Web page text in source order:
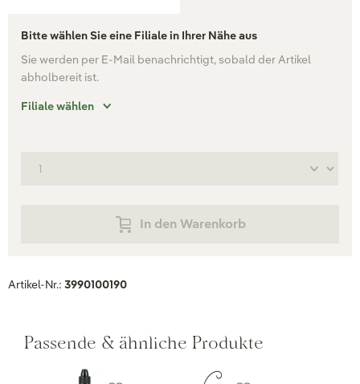
Bitte wählen Sie eine Filiale in Ihrer Nähe aus
Sie werden per E-Mail benachrichtigt, sobald der Artikel
abholbereit ist.
Filiale wählen
In den Warenkorb
Artikel-Nr.: 3990100190
Passende & ähnliche Produkte